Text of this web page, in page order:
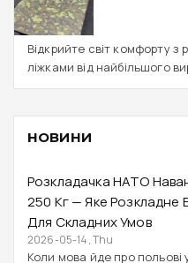
Відкрийте світ комфорту
ліжками від найбільшого
НОВИНИ
Розкладачка НАТО
250 Кг — Яке Розкладне
Для Складних Умов
2026-05-14, Thu
Коли мова йде про польові